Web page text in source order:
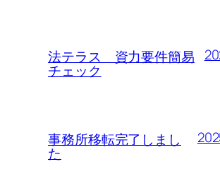
法テラス 資力要件簡易
チェック
事務所移転完了しまし
た